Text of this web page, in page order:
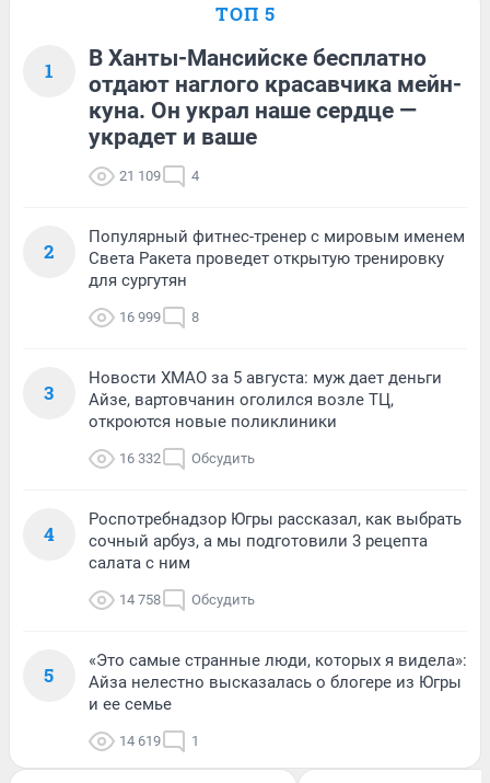
ТОП 5
1
В Ханты-Мансийске бесплатно
отдают наглого красавчика мейн-
куна. Он украл наше сердце —
украдет и ваше
21 109 4
2
Популярный фитнес-тренер с мировым именем
Света Ракета проведет открытую тренировку
для сургутян
16 999 8
3
Новости ХМАО за 5 августа: муж дает деньги
Айзе, вартовчанин оголился возле ТЦ,
откроются новые поликлиники
16 332 Обсудить
4
Роспотребнадзор Югры рассказал, как выбрать
сочный арбуз, а мы подготовили 3 рецепта
салата с ним
14 758 Обсудить
5
«Это самые странные люди, которых я видела»:
Айза нелестно высказалась о блогере из Югры
и ее семье
14 619 1